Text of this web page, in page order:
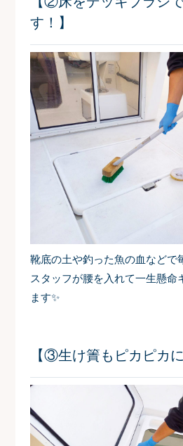
す！】
靴底の土や釣った魚の血などで
スタッフが腰を入れて一生懸命
ます✨
【③生け簀もピカピカに